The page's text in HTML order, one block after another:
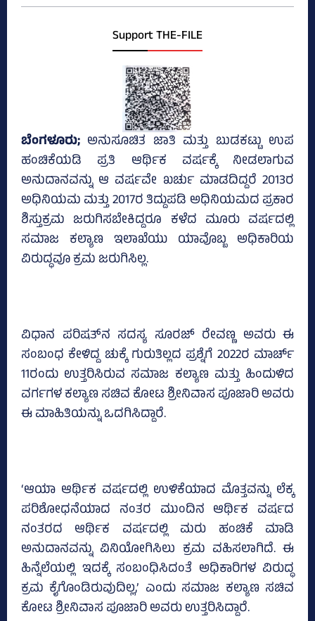
Support THE-FILE
ಬೆಂಗಳೂರು; ಅನುಸೂಚಿತ ಜಾತಿ ಮತ್ತು ಬುಡಕಟ್ಟು ಉಪ
ಹಂಚಿಕೆಯಡಿ ಪ್ರತಿ ಆರ್ಥಿಕ ವರ್ಷಕ್ಕೆ ನೀಡಲಾಗುವ
ಅನುದಾನವನ್ನು ಆ ವರ್ಷವೇ ಖರ್ಚು ಮಾಡದಿದ್ದರೆ 2013ರ
ಅಧಿನಿಯಮ ಮತ್ತು 2017ರ ತಿದ್ದುಪಡಿ ಅಧಿನಿಯಮದ ಪ್ರಕಾರ
ಶಿಸ್ತುಕ್ರಮ ಜರುಗಿಸಬೇಕಿದ್ದರೂ ಕಳೆದ ಮೂರು ವರ್ಷದಲ್ಲಿ
ಸಮಾಜ ಕಲ್ಯಾಣ ಇಲಾಖೆಯು ಯಾವೊಬ್ಬ ಅಧಿಕಾರಿಯ
ವಿರುದ್ಧವೂ ಕ್ರಮ ಜರುಗಿಸಿಲ್ಲ.
ವಿಧಾನ ಪರಿಷತ್‌ನ ಸದಸ್ಯ ಸೂರಜ್‌ ರೇವಣ್ಣ ಅವರು ಈ
ಸಂಬಂಧ ಕೇಳಿದ್ದ ಚುಕ್ಕೆ ಗುರುತಿಲ್ಲದ ಪ್ರಶ್ನೆಗೆ 2022ರ ಮಾರ್ಚ್‌
11ರಂದು ಉತ್ತರಿಸಿರುವ ಸಮಾಜ ಕಲ್ಯಾಣ ಮತ್ತು ಹಿಂದುಳಿದ
ವರ್ಗಗಳ ಕಲ್ಯಾಣ ಸಚಿವ ಕೋಟ ಶ್ರೀನಿವಾಸ ಪೂಜಾರಿ ಅವರು
ಈ ಮಾಹಿತಿಯನ್ನು ಒದಗಿಸಿದ್ದಾರೆ.
‘ಆಯಾ ಆರ್ಥಿಕ ವರ್ಷದಲ್ಲಿ ಉಳಿಕೆಯಾದ ಮೊತ್ತವನ್ನು ಲೆಕ್ಕ
ಪರಿಶೋಧನೆಯಾದ ನಂತರ ಮುಂದಿನ ಆರ್ಥಿಕ ವರ್ಷದ
ನಂತರದ ಆರ್ಥಿಕ ವರ್ಷದಲ್ಲಿ ಮರು ಹಂಚಿಕೆ ಮಾಡಿ
ಅನುದಾನವನ್ನು ವಿನಿಯೋಗಿಸಿಲು ಕ್ರಮ ವಹಿಸಲಾಗಿದೆ. ಈ
ಹಿನ್ನೆಲೆಯಲ್ಲಿ ಇದಕ್ಕೆ ಸಂಬಂಧಿಸಿದಂತೆ ಅಧಿಕಾರಿಗಳ ವಿರುದ್ಧ
ಕ್ರಮ ಕೈಗೊಂಡಿರುವುದಿಲ್ಲ,’ ಎಂದು ಸಮಾಜ ಕಲ್ಯಾಣ ಸಚಿವ
ಕೋಟ ಶ್ರೀನಿವಾಸ ಪೂಜಾರಿ ಅವರು ಉತ್ತರಿಸಿದ್ದಾರೆ.